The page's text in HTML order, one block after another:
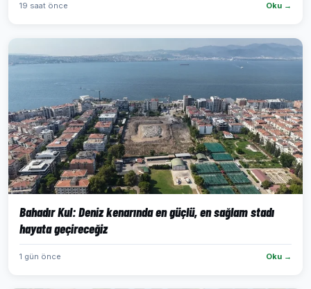
19 saat önce Oku →
Bahadır Kul: Deniz kenarında en güçlü, en sağlam stadı
hayata geçireceğiz
1 gün önce Oku →